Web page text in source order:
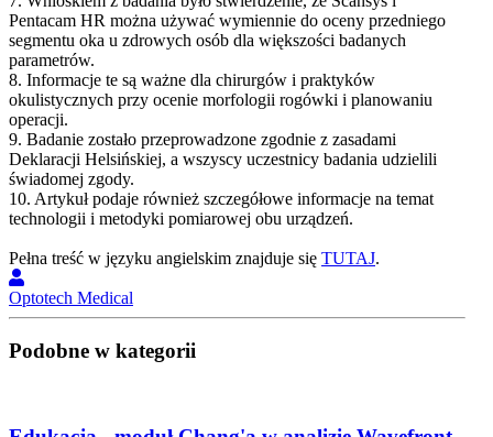
Pentacam HR można używać wymiennie do oceny przedniego
segmentu oka u zdrowych osób dla większości badanych
parametrów.
8. Informacje te są ważne dla chirurgów i praktyków
okulistycznych przy ocenie morfologii rogówki i planowaniu
operacji.
9. Badanie zostało przeprowadzone zgodnie z zasadami
Deklaracji Helsińskiej, a wszyscy uczestnicy badania udzielili
świadomej zgody.
10. Artykuł podaje również szczegółowe informacje na temat
technologii i metodyki pomiarowej obu urządzeń.
Pełna treść w języku angielskim znajduje się TUTAJ.
Optotech Medical
Podobne w kategorii